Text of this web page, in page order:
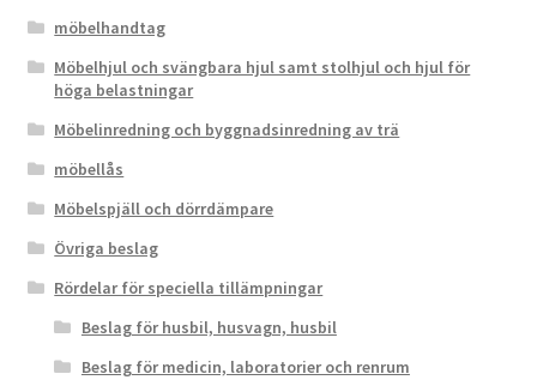
möbelhandtag
Möbelhjul och svängbara hjul samt stolhjul och hjul för
höga belastningar
Möbelinredning och byggnadsinredning av trä
möbellås
Möbelspjäll och dörrdämpare
Övriga beslag
Rördelar för speciella tillämpningar
Beslag för husbil, husvagn, husbil
Beslag för medicin, laboratorier och renrum